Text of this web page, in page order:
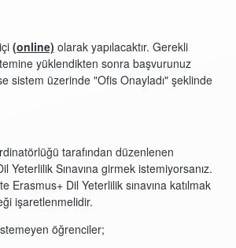
(online) olarak yapılacaktır. Gerekli
yüklendikten sonra başvurunuz
sistem üzerinde "Ofis Onayladı" şeklinde
tarafından düzenlenen
Yeterlilik Sınavına girmek istemiyorsanız.
Erasmus+ Dil Yeterlilik sınavına katılmak
işaretlenmelidir.
öğrenciler;